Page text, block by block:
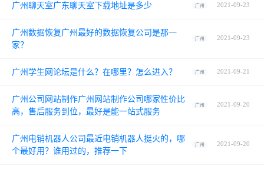
广州聊天室广东聊天室下载地址是多少 广州 2021-09-23
广州数据恢复广州最好的数据恢复公司是那一
家？
广州 2021-09-23
广州学生网论坛是什么？在哪里？怎么进入？ 广州 2021-09-21
广州公司网站制作广州网站制作公司哪家性价比
高，售后服务到位，最好是能一站式服务
广州 2021-09-20
广州电销机器人公司最近电销机器人挺火的，哪
个最好用？谁用过的，推荐一下
广州 2021-09-20